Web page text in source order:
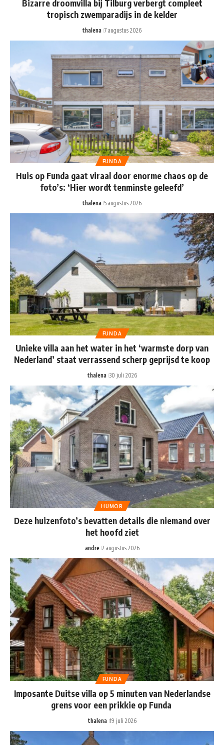
Bizarre droomvilla bij Tilburg verbergt compleet
tropisch zwemparadijs in de kelder
thalena 7 augustus 2026
FUNDA
Huis op Funda gaat viraal door enorme chaos op de
foto’s: ‘Hier wordt tenminste geleefd’
thalena 5 augustus 2026
FUNDA
Unieke villa aan het water in het ‘warmste dorp van
Nederland’ staat verrassend scherp geprijsd te koop
thalena 30 juli 2026
HUMOR
Deze huizenfoto’s bevatten details die niemand over
het hoofd ziet
andre 2 augustus 2026
FUNDA
Imposante Duitse villa op 5 minuten van Nederlandse
grens voor een prikkie op Funda
thalena 19 juli 2026